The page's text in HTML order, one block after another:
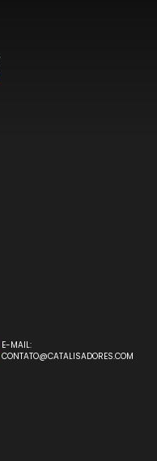
E-MAIL:
CONTATO@CATALISADORES.COM